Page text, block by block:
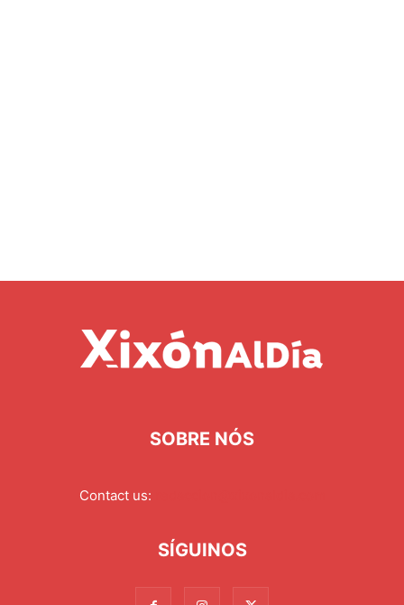
SOBRE NÓS
Contact us:
SÍGUINOS